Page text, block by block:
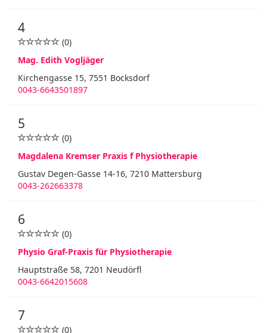
4
(0)
Mag. Edith Vogljäger
Kirchengasse 15, 7551 Bocksdorf
0043-6643501897
5
(0)
Magdalena Kremser Praxis f Physiotherapie
Gustav Degen-Gasse 14-16, 7210 Mattersburg
0043-262663378
6
(0)
Physio Graf-Praxis für Physiotherapie
Hauptstraße 58, 7201 Neudörfl
0043-6642015608
7
(0)